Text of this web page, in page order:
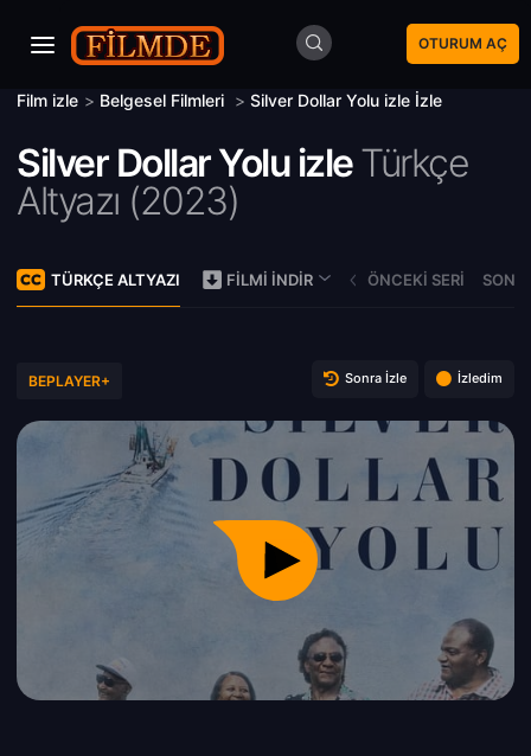
OTURUM AÇ
Film izle > Belgesel Filmleri > Silver Dollar Yolu izle İzle
Silver Dollar Yolu izleTürkçe
Altyazı (2023)
TÜRKÇE ALTYAZI FILMI İNDIR ÖNCEKI SERI
BEPLAYER+ Sonra İzle İzledim